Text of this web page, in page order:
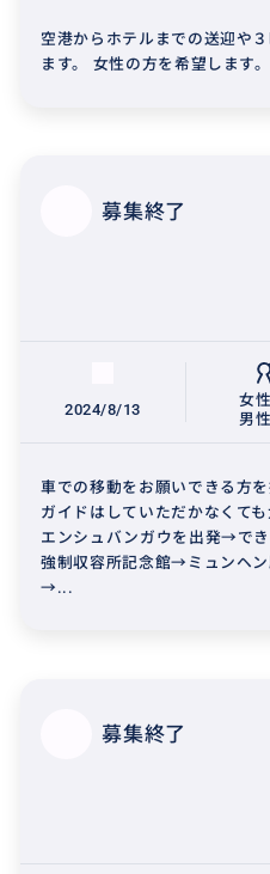
空港からホテルまでの送迎や
ます。 女性の方を希望します。
募集終了
2024/8/13
女
男
車での移動をお願いできる方
ガイドはしていただかなくて
エンシュバンガウを出発→で
強制収容所記念館→ミュンヘン
→...
募集終了